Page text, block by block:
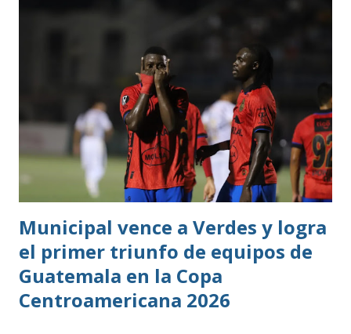
Kaohsiung Attackers FC, una institución de crecimiento
reciente dentro del fútbol taiwanés. El club nació en 2016
con su equipo femenino y fue hasta 2025 cuando creó su
rama masculina, la cual comenzó su recorrido en la Segunda
División antes de conseguir el ascenso a la máxima
categoría.
Municipal vence a Verdes y logra
el primer triunfo de equipos de
Guatemala en la Copa
Centroamericana 2026